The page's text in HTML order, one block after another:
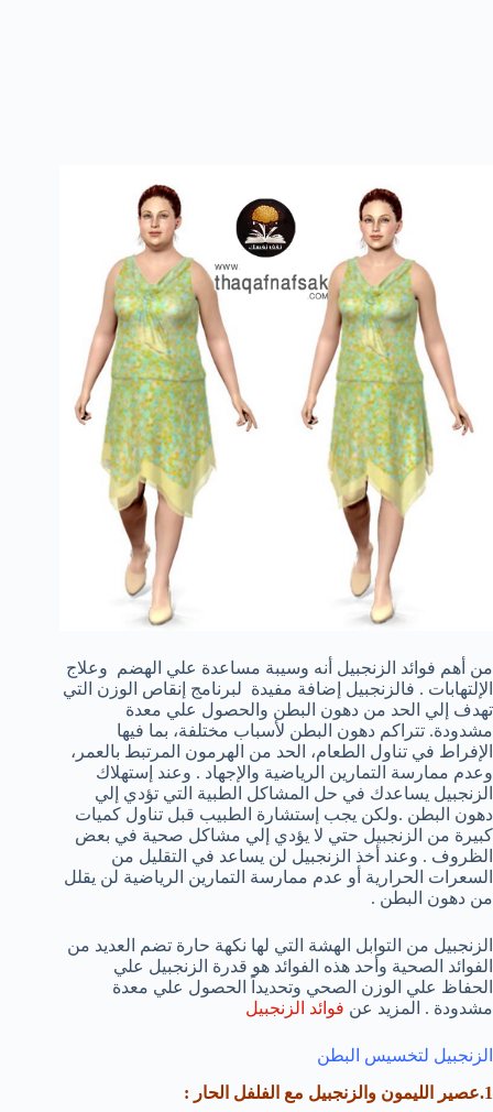
من أهم فوائد الزنجبيل أنه وسيبة مساعدة علي الهضم وعلاج
الإلتهابات . فالزنجبيل إضافة مفيدة لبرنامج إنقاص الوزن التي
تهدف إلي الحد من دهون البطن والحصول علي معدة
مشدودة. تتراكم دهون البطن لأسباب مختلفة، بما فيها
الإفراط في تناول الطعام، الحد من الهرمون المرتبط بالعمر،
وعدم ممارسة التمارين الرياضية والإجهاد . وعند إستهلاك
الزنجبيل يساعدك في حل المشاكل الطبية التي تؤدي إلي
دهون البطن .ولكن يجب إستشارة الطبيب قبل تناول كميات
كبيرة من الزنجبيل حتي لا يؤدي إلي مشاكل صحية في بعض
الظروف . وعند أخذ الزنجبيل لن يساعد في التقليل من
السعرات الحرارية أو عدم ممارسة التمارين الرياضية لن يقلل
من دهون البطن .
الزنجبيل من التوابل الهشة التي لها نكهة حارة تضم العديد من
الفوائد الصحية وأحد هذه الفوائد هو قدرة الزنجبيل علي
الحفاظ علي الوزن الصحي وتحديداً الحصول علي معدة
مشدودة . المزيد عن فوائد الزنجبيل
الزنجبيل لتخسيس البطن
1.عصير الليمون والزنجبيل مع الفلفل الحار :